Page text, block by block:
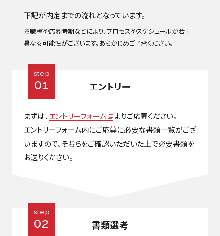
下記が内定までの流れとなっています。
※職種や応募時期などにより、プロセスやスケジュールが若干
異なる可能性がございます。あらかじめご了承ください。
step
01 エントリー
まずは、 エントリーフォーム
よりご応募ください。
エントリーフォーム内にご応募に必要な書類一覧がござ
いますので、そちらをご確認いただいた上で必要書類を
お送りください。
step
02 書類選考